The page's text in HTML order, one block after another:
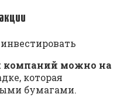
компаний можно на
которая
бумагами.